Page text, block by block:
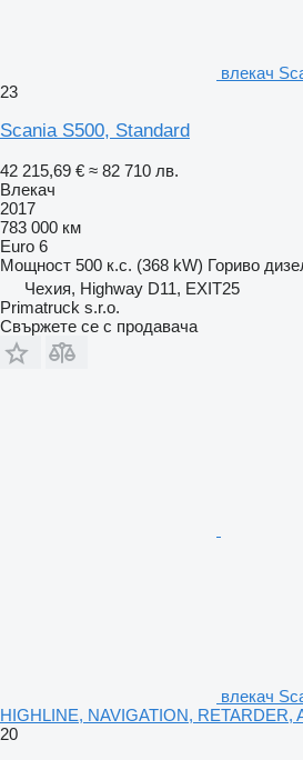
влекач
23
Scania S500, Standard
42 215,69 € ≈ 82 710 лв.
Влекач
2017
783 000 км
Euro 6
Мощност 500 к.с. (368 kW) Гориво
Чехия, Highway D11, EXIT25
Primatruck s.r.o.
Свържете се с продавача
влекач
HIGHLINE, NAVIGATION, RETARDER,
20